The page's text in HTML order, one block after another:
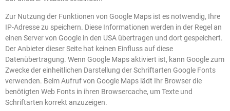
Zur Nutzung der Funktionen von Google Maps ist es notwendig, Ihre
IP-Adresse zu speichern. Diese Informationen werden in der Regel an
einen Server von Google in den USA übertragen und dort gespeichert.
Der Anbieter dieser Seite hat keinen Einfluss auf diese
Datenübertragung. Wenn Google Maps aktiviert ist, kann Google zum
Zwecke der einheitlichen Darstellung der Schriftarten Google Fonts
verwenden. Beim Aufruf von Google Maps lädt Ihr Browser die
benötigten Web Fonts in ihren Browsercache, um Texte und
Schriftarten korrekt anzuzeigen.